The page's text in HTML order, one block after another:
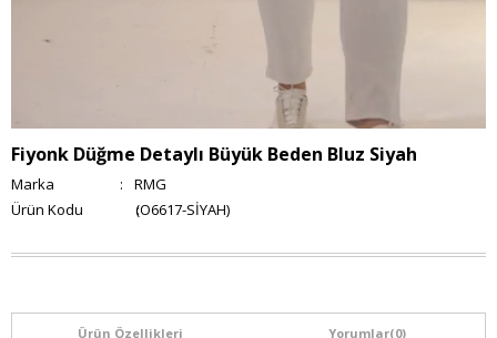
Fiyonk Düğme Detaylı Büyük Beden Bluz Siyah
Marka :
RMG
(O6617-SİYAH)
Ürün Özellikleri Yorumlar(0)